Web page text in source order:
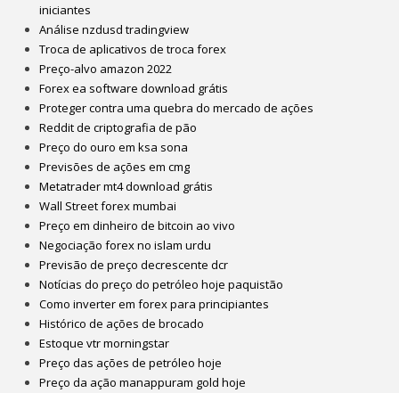
iniciantes
Análise nzdusd tradingview
Troca de aplicativos de troca forex
Preço-alvo amazon 2022
Forex ea software download grátis
Proteger contra uma quebra do mercado de ações
Reddit de criptografia de pão
Preço do ouro em ksa sona
Previsões de ações em cmg
Metatrader mt4 download grátis
Wall Street forex mumbai
Preço em dinheiro de bitcoin ao vivo
Negociação forex no islam urdu
Previsão de preço decrescente dcr
Notícias do preço do petróleo hoje paquistão
Como inverter em forex para principiantes
Histórico de ações de brocado
Estoque vtr morningstar
Preço das ações de petróleo hoje
Preço da ação manappuram gold hoje